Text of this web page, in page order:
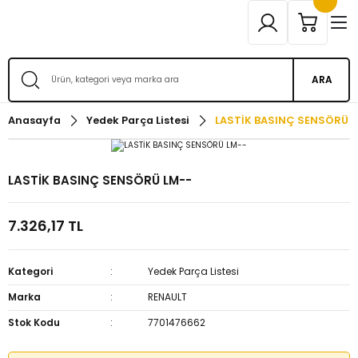
ARA
Anasayfa Yedek Parça Listesi LASTİK BASINÇ SENSÖRÜ
LASTİK BASINÇ SENSÖRÜ LM--
7.326,17 TL
Kategori
Yedek Parça Listesi
Marka
RENAULT
Stok Kodu
7701476662